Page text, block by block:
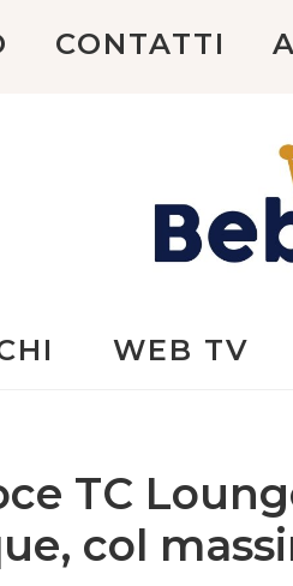
CONTATTI
WEB TV
TC
col